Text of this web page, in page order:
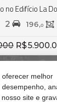
Coast
oferecer melhor
site e